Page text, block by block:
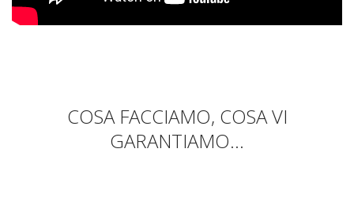
COSA FACCIAMO, COSA VI
GARANTIAMO...